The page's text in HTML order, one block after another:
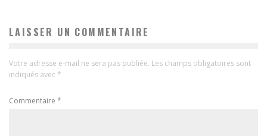
LAISSER UN COMMENTAIRE
Votre adresse e-mail ne sera pas publiée. Les champs obligatoires sont
indiqués avec *
Commentaire *